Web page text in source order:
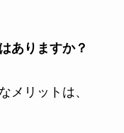
ありますか？
メリットは、